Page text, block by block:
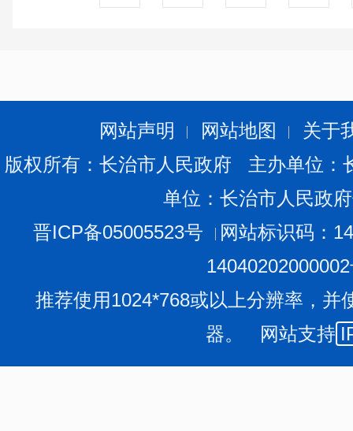
网站声明 网站地图
关于
版权所有：长治市人民政府 主办单位
单位：长治市人民政
晋ICP备05005523号
网站标识码：
推荐使用1024*768或以上分辨率，并
器。 网站支持